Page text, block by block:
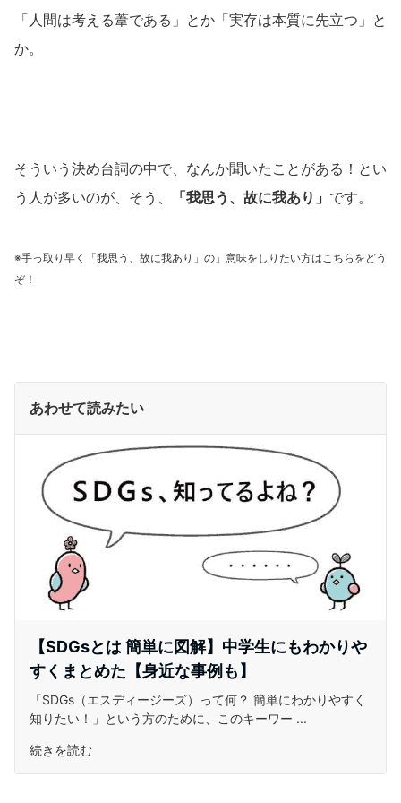
「人間は考える葦である」とか「実存は本質に先立つ」と
か。
そういう決め台詞の中で、なんか聞いたことがある！とい
う人が多いのが、そう、
「我思う、故に我あり」 です。
※手っ取り早く「我思う、故に我あり」の」意味をしりたい方はこちら をどう
ぞ！
あわせて読みたい
【SDGsとは 簡単に図解】中学生にもわかりや
すくまとめた【身近な事例も】
「SDGs（エスディージーズ）って何？ 簡単にわかりやすく
知りたい！」という方のために、このキーワー ...
続きを読む